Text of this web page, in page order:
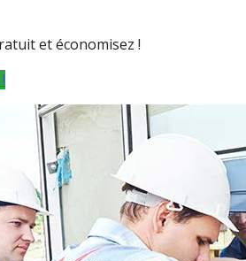
et économisez !